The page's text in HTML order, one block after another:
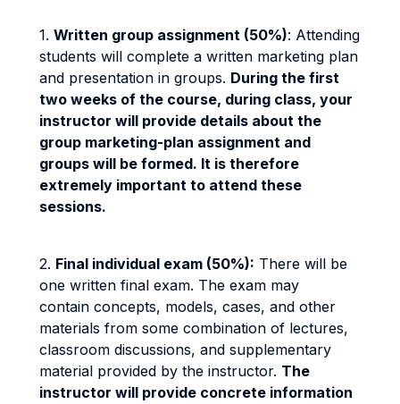
1. Written group assignment (50%): Attending
students will complete a written marketing plan
and presentation in groups. During the first
two weeks of the course, during class, your
instructor will provide details about the
group marketing-plan assignment and
groups will be formed. It is therefore
extremely important to attend these
sessions.
2. Final individual exam (50%): There will be
one written final exam. The exam may
contain concepts, models, cases, and other
materials from some combination of lectures,
classroom discussions, and supplementary
material provided by the instructor. The
instructor will provide concrete information